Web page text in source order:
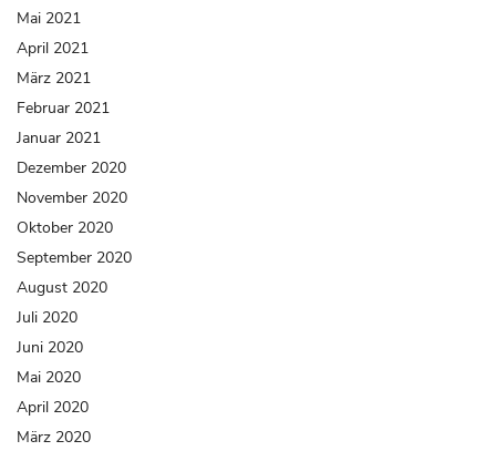
Mai 2021
April 2021
März 2021
Februar 2021
Januar 2021
Dezember 2020
November 2020
Oktober 2020
September 2020
August 2020
Juli 2020
Juni 2020
Mai 2020
April 2020
März 2020